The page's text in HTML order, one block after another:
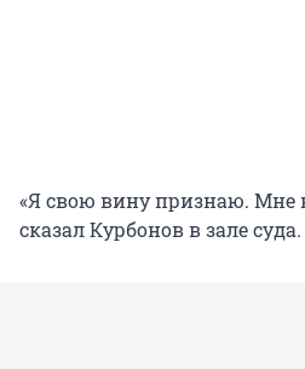
«Я свою вину признаю. Мне
сказал Курбонов в зале суда.